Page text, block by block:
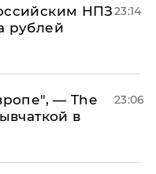
НПЗ
рублей
23:14
— The
в
23:06